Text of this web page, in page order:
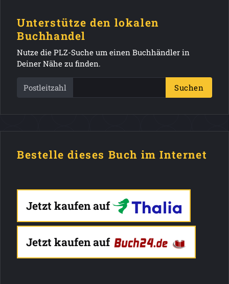
Unterstütze den lokalen
Buchhandel
Nutze die PLZ-Suche um einen Buchhändler in
Deiner Nähe zu finden.
Postleitzahl Suchen
Bestelle dieses Buch im Internet
Jetzt kaufen auf
Jetzt kaufen auf